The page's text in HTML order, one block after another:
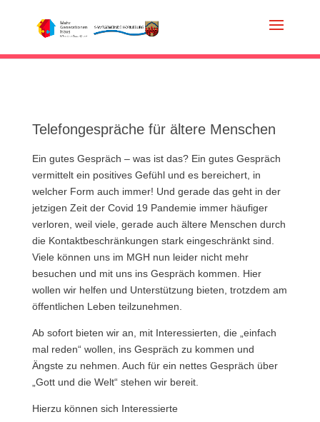
Telefongespräche für ältere Menschen
Ein gutes Gespräch – was ist das? Ein gutes Gespräch
vermittelt ein positives Gefühl und es bereichert, in
welcher Form auch immer! Und gerade das geht in der
jetzigen Zeit der Covid 19 Pandemie immer häufiger
verloren, weil viele, gerade auch ältere Menschen durch
die Kontaktbeschränkungen stark eingeschränkt sind.
Viele können uns im MGH nun leider nicht mehr
besuchen und mit uns ins Gespräch kommen. Hier
wollen wir helfen und Unterstützung bieten, trotzdem am
öffentlichen Leben teilzunehmen.
Ab sofort bieten wir an, mit Interessierten, die „einfach
mal reden“ wollen, ins Gespräch zu kommen und
Ängste zu nehmen. Auch für ein nettes Gespräch über
„Gott und die Welt“ stehen wir bereit.
Hierzu können sich Interessierte